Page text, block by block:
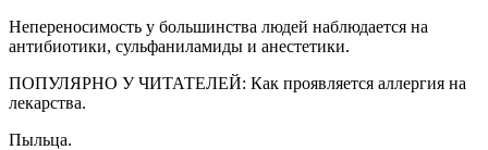
Непереносимость у большинства людей наблюдается на
антибиотики, сульфаниламиды и анестетики.
ПОПУЛЯРНО У ЧИТАТЕЛЕЙ: Как проявляется аллергия на
лекарства.
Пыльца.